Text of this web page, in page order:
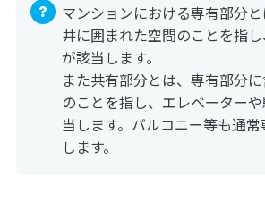
マンションにおける専有部分
井に囲まれた空間のことを指
が該当します。
また共有部分とは、専有部分
のことを指し、エレベーター
当します。バルコニー等も通
します。